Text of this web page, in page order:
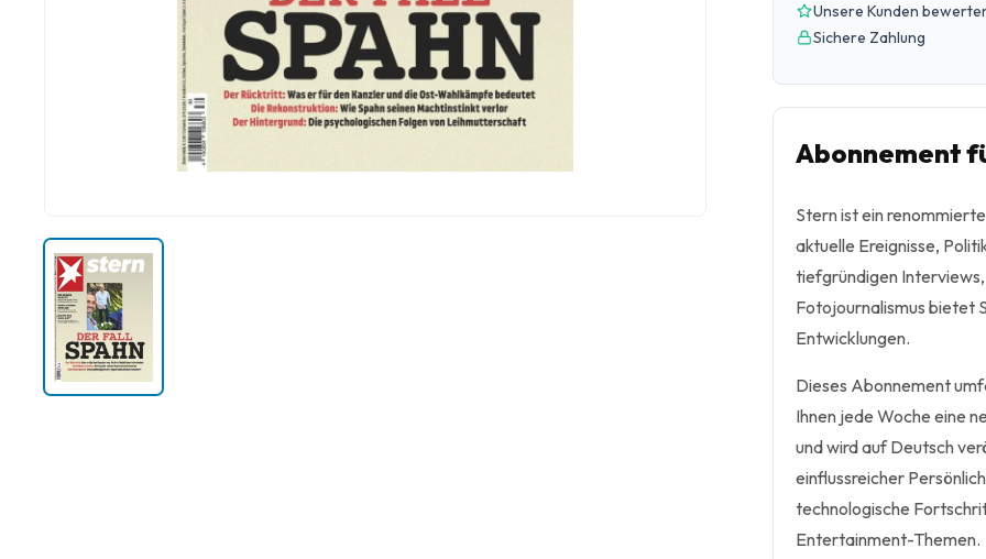
Unsere Kunden
Sichere Zahlung
Abonnement
Stern ist ein
aktuelle Ereignisse,
tiefgründigen
Fotojournalismus bietet
Entwicklungen.
Dieses Abonnement
Ihnen jede Woche eine
und wird auf Deutsch
einflussreicher
technologische
Entertainment-Themen.